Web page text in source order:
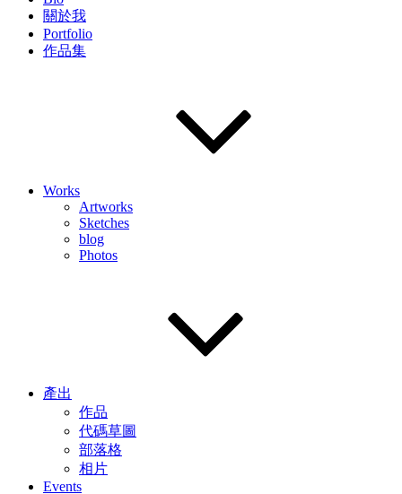
關於我
Portfolio
作品集
Works
Artworks
Sketches
blog
Photos
產出
作品
代碼草圖
部落格
相片
Events